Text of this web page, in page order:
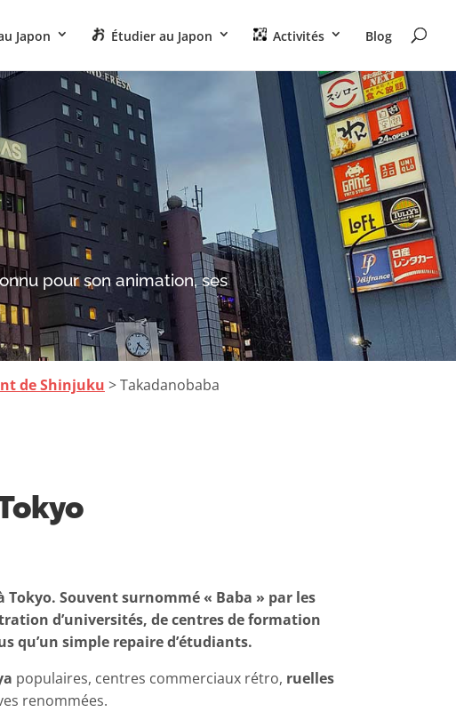
Japon Étudier au Japon Activités Blog
pour son animation, ses
de Shinjuku > Takadanobaba
Souvent surnommé « Baba » par les
d’universités, de centres de formation
qu’un simple repaire d’étudiants.
populaires, centres commerciaux rétro, ruelles
renommées.